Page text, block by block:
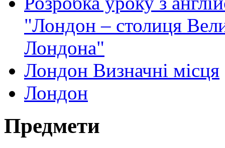
"Лондон – столиця
Лондона"
Лондон Визначні місця
Лондон
Предмети